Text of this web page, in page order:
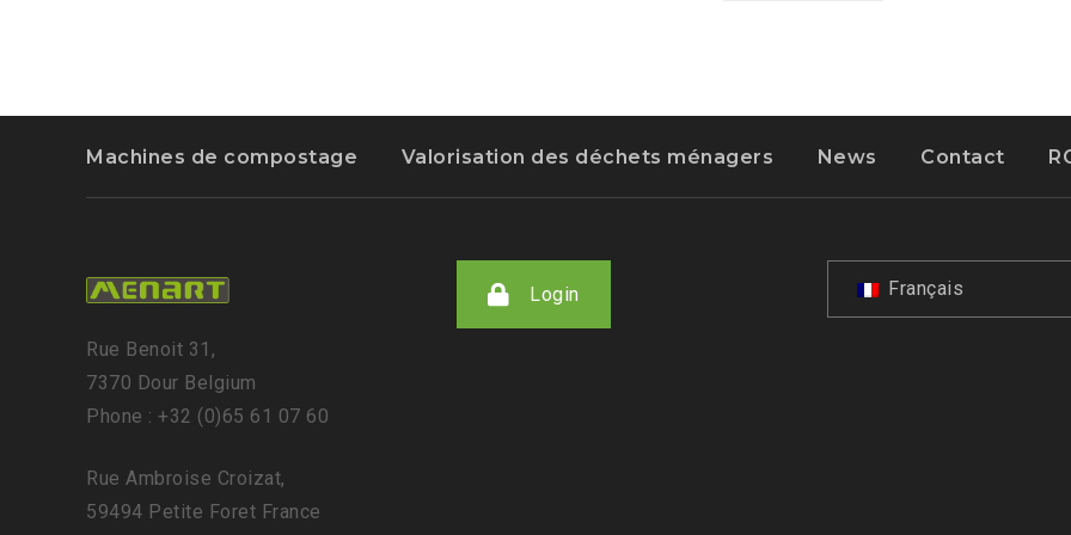
Machines de compostage Valorisation des déchets ménagers News Contact
Rue Benoit 31,
7370 Dour Belgium
Phone : +32 (0)65 61 07 60
Rue Ambroise Croizat,
59494 Petite Foret France
Login Français